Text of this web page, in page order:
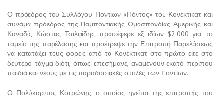
Ο πρόεδρος του Συλλόγου Ποντίων «Πόντος» του Κονέκτικατ και
συνάμα πρόεδρος της Παμποντιακής Ομοσπονδίας Αμερικής και
Καναδά, Κώστας Τσιλφίδης προσέφερε εξ ιδίων $2.000 για το
ταμείο της παρέλασης και προέτρεψε την Επιτροπή Παρελάσεως
να κατατάξει τους φορείς από το Κονέκτικατ στο πρώτο είτε στο
δεύτερο τάγμα διότι, όπως επεσήμανε, αναμένουν εκατό περίπου
παιδιά και νέους με τις παραδοσιακές στολές των Ποντίων.
Ο Πολύκαρπος Κοτρώνης, ο οποίος ηγείται της επιτροπής του